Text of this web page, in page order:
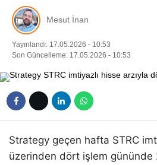
Mesut İnan
Yayınlandı: 17.05.2026 - 10:53
Son Güncelleme: 17.05.2026 - 10:53
Strategy geçen hafta STRC
üzerinden dört işlem gününde